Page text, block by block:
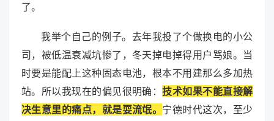
了。
我举个自己的例子。去年我投了个做换电的小公
司，被低温衰减坑惨了，冬天掉电掉得用户骂娘。当
时要是能配上这种固态电池，根本不用建那么多加热
站。所以我现在的偏见很明确：技术如果不能直接解
决生意里的痛点，就是耍流氓。 宁德时代这次，至少